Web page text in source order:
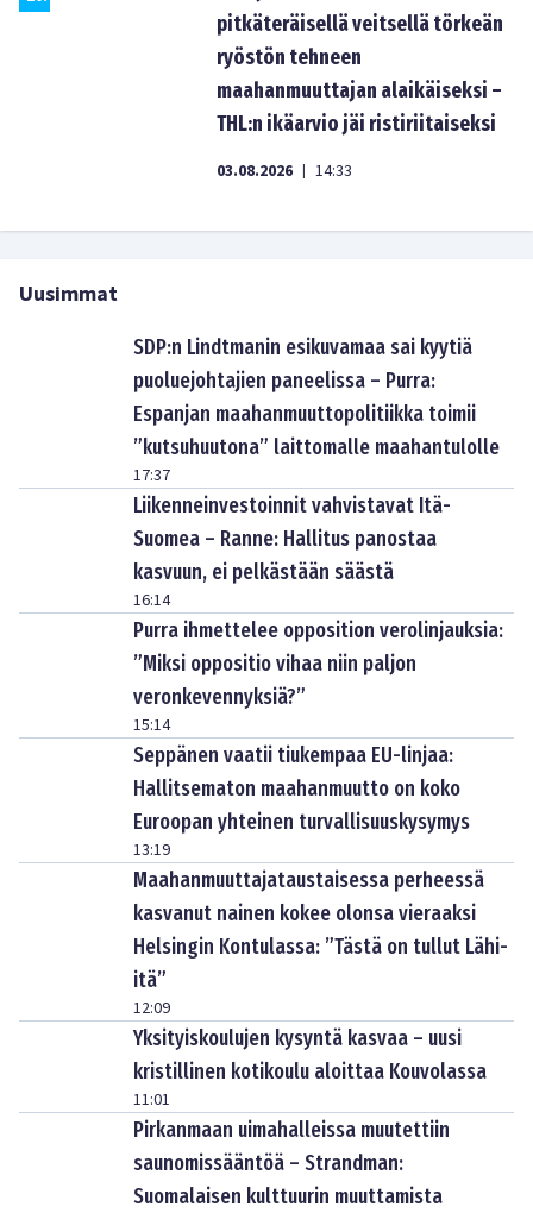
pitkäteräisellä veitsellä törkeän
ryöstön tehneen
maahanmuuttajan alaikäiseksi –
THL:n ikäarvio jäi ristiriitaiseksi
03.08.2026 | 14:33
Uusimmat
SDP:n Lindtmanin esikuvamaa sai kyytiä
puoluejohtajien paneelissa – Purra:
Espanjan maahanmuuttopolitiikka toimii
”kutsuhuutona” laittomalle maahantulolle
17:37
Liikenneinvestoinnit vahvistavat Itä-
Suomea – Ranne: Hallitus panostaa
kasvuun, ei pelkästään säästä
16:14
Purra ihmettelee opposition verolinjauksia:
”Miksi oppositio vihaa niin paljon
veronkevennyksiä?”
15:14
Seppänen vaatii tiukempaa EU-linjaa:
Hallitsematon maahanmuutto on koko
Euroopan yhteinen turvallisuuskysymys
13:19
Maahanmuuttajataustaisessa perheessä
kasvanut nainen kokee olonsa vieraaksi
Helsingin Kontulassa: ”Tästä on tullut Lähi-
itä”
12:09
Yksityiskoulujen kysyntä kasvaa – uusi
kristillinen kotikoulu aloittaa Kouvolassa
11:01
Pirkanmaan uimahalleissa muutettiin
saunomissääntöä – Strandman:
Suomalaisen kulttuurin muuttamista